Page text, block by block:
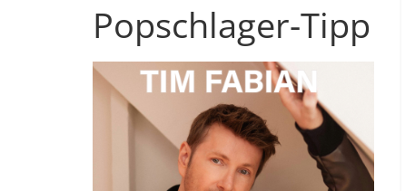
Popschlager-Tipp